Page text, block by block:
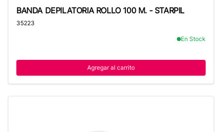
BANDA DEPILATORIA ROLLO 100 M. - STARPIL
35223
En Stock
Agregar al carrito